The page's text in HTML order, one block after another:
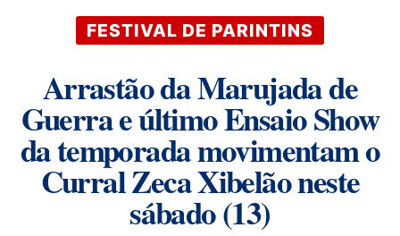
FESTIVAL DE PARINTINS
Arrastão da Marujada de
Guerra e último Ensaio Show
da temporada movimentam o
Curral Zeca Xibelão neste
sábado (13)